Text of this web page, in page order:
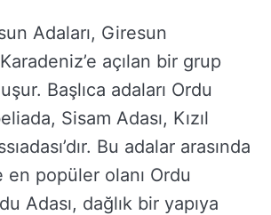
Adaları, Giresun
Karadeniz’e açılan bir grup
Başlıca adaları Ordu
Sisam Adası, Kızıl
Bu adalar arasında
popüler olanı Ordu
Adası, dağlık bir yapıya